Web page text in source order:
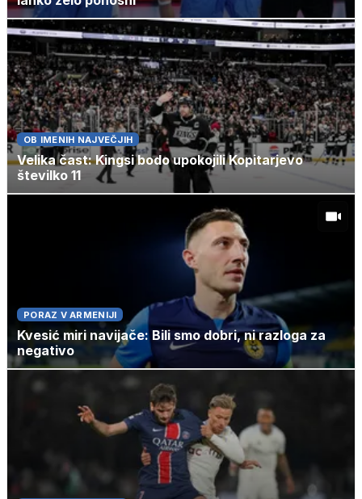
OB IMENIH NAJVEČJIH
Velika čast: Kingsi bodo upokojili Kopitarjevo
številko 11
PORAZ V ARMENIJI
Kvesić miri navijače: Bili smo dobri, ni razloga za
negativo